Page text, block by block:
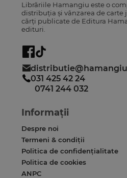
Librăriile Hamangiu este o
distribuția și vânzarea de
cărți publicate de Editura
edituri.
031 425 42 24
0741 244 032
Informații
Despre noi
Termeni & condiții
Politica de confidențialitate
Politica de cookies
ANPC